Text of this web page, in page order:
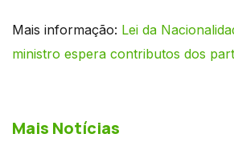
Mais informação: Lei da
ministro espera contributos dos
Mais Notícias